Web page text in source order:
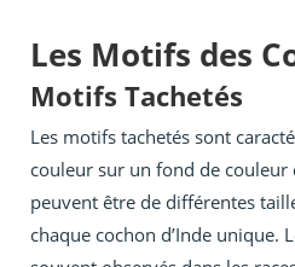
Les Motifs des
Motifs Tachetés
Les motifs tachetés sont
couleur sur un fond de couleur
peuvent être de différentes
chaque cochon d’Inde unique.